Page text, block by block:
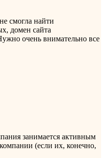
смогла найти
домен сайта
очень внимательно все
занимается активным
(если их, конечно,